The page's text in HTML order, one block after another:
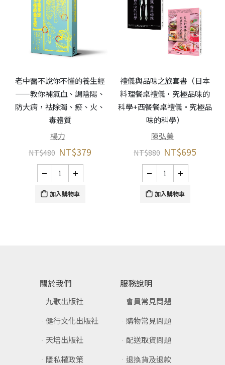
老中醫不說你不懂的養生經
——教你補氣血、調陰陽、
防大病，祛除濁、瘀、火、
毒體質
楊力
NT$480 NT$379
加入購物車
禮儀與品味之旅套書（日本
料理餐桌禮儀‧究極品味的
科學+西餐餐桌禮儀‧究極品
味的科學）
陳弘美
NT$880 NT$695
加入購物車
關於我們
九歌出版社
健行文化出版社
天培出版社
隱私權政策
服務說明
會員常見問題
購物常見問題
配送取貨問題
退換貨及退款